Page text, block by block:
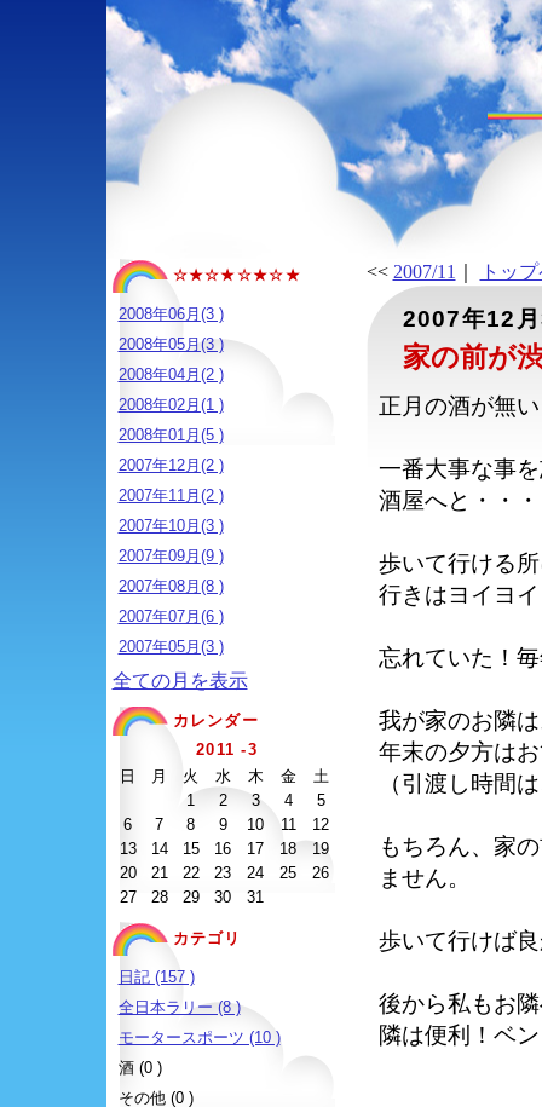
☆★☆★☆★☆★
2008年06月(3 )
2008年05月(3 )
2008年04月(2 )
2008年02月(1 )
2008年01月(5 )
2007年12月(2 )
2007年11月(2 )
2007年10月(3 )
2007年09月(9 )
2007年08月(8 )
2007年07月(6 )
2007年05月(3 )
全ての月を表示
カレンダー
2011 -3
日
月 火 水 木 金
土
1
2 3 4
5
6
7 8 9 10 11
12
13
14 15 16 17 18
19
20
21 22 23 24 25
26
27
28 29 30 31
カテゴリ
日記 (157 )
全日本ラリー (8 )
モータースポーツ (10 )
酒 (0 )
その他 (0 )
<< 2007/11 トッ
2007年12
家の前が
正月の酒が無
一番大事な事
酒屋へと・・
歩いて行ける
行きはヨイヨ
忘れていた！
我が家のお隣
年末の夕方は
（引渡し時間
もちろん、家
ません。
歩いて行けば
後から私もお
隣は便利！ベ